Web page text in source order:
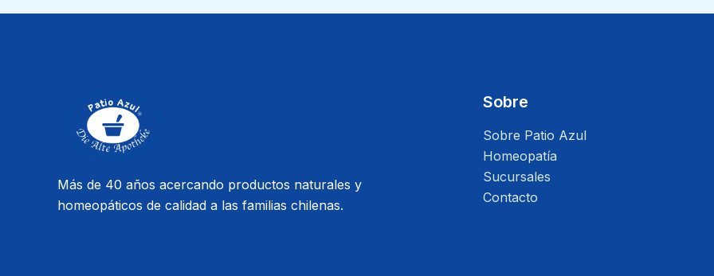
Más de 40 años acercando productos naturales y
homeopáticos de calidad a las familias chilenas.
Sobre
Sobre Patio Azul
Homeopatía
Sucursales
Contacto